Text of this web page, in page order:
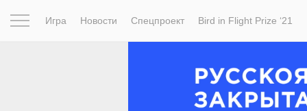
Игра Новости Спецпроект Bird in Flight Prize ‘21